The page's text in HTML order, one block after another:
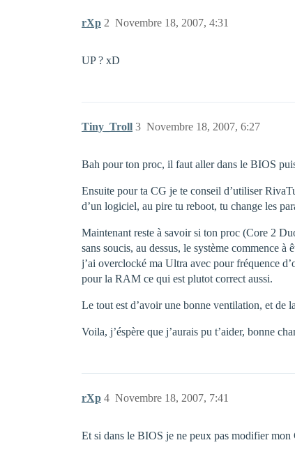
rXp Novembre 18, 2007, 4:31
2
UP ? xD
Tiny_Troll Novembre 18, 2007, 6:27
3
Bah pour ton proc, il faut aller dans le BIOS
Ensuite pour ta CG je te conseil d’utiliser
d’un logiciel, au pire tu reboot, tu change les
Maintenant reste à savoir si ton proc (Core 2
sans soucis, au dessus, le système commence
j’ai overclocké ma Ultra avec pour fréquence
pour la RAM ce qui est plutot correct aussi.
Le tout est d’avoir une bonne ventilation, et de
Voila, j’éspère que j’aurais pu t’aider, bonne
rXp Novembre 18, 2007, 7:41
4
Et si dans le BIOS je ne peux pas modifier